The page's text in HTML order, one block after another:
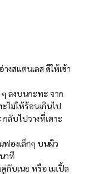
งสแตนเลส ดีให้เข้า
ลงบนกะทะ จาก
ไม่ให้ร้อนเกินไป
ลับไปวางที่เตาะ
ฟองเล็กๆ บนผิว
าที
บเนย หรือ เมเปิ้ล